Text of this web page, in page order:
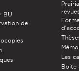
BU
de
Les
Boîte